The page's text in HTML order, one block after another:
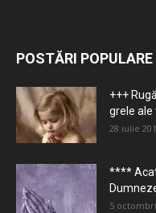
POSTĂRI POPULARE
+++
grele ale
28 iulie
****
5